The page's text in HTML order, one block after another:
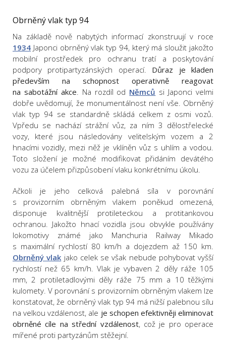
Obrněný vlak typ 94
Na základě nově nabytých informací zkonstruují v roce
1934 Japonci obrněný vlak typ 94, který má sloužit jakožto
mobilní prostředek pro ochranu tratí a poskytování
podpory protipartyzánských operací. Důraz je kladen
především na schopnost operativně reagovat
na sabotážní akce. Na rozdíl od Němců si Japonci velmi
dobře uvědomují, že monumentálnost není vše. Obrněný
vlak typ 94 se standardně skládá celkem z osmi vozů.
Vpředu se nachází strážní vůz, za ním 3 dělostřelecké
vozy, které jsou následovány velitelským vozem a 2
hnacími vozidly, mezi něž je vklíněn vůz s uhlím a vodou.
Toto složení je možné modifikovat přidáním devátého
vozu za účelem přizpůsobení vlaku konkrétnímu úkolu.
Ačkoli je jeho celková palebná síla v porovnání
s provizorním obrněným vlakem poněkud omezená,
disponuje kvalitnější protileteckou a protitankovou
ochranou. Jakožto hnací vozidla jsou obvykle používány
lokomotivy známé jako Manchuria Railway Mikado
s maximální rychlostí 80 km/h a dojezdem až 150 km.
Obrněný vlak jako celek se však nebude pohybovat vyšší
rychlostí než 65 km/h. Vlak je vybaven 2 děly ráže 105
mm, 2 protiletadlovými děly ráže 75 mm a 10 těžkými
kulomety. V porovnání s provizorním obrněným vlakem lze
konstatovat, že obrněný vlak typ 94 má nižší palebnou sílu
na velkou vzdálenost, ale je schopen efektivněji eliminovat
obrněné cíle na střední vzdálenost, což je pro operace
mířené proti partyzánům stěžejní.